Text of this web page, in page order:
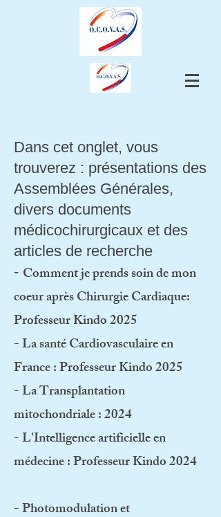
Dans cet onglet, vous
trouverez : présentations des
Assemblées Générales,
divers documents
médicochirurgicaux et des
articles de recherche
- Comment je prends soin de mon
coeur après Chirurgie Cardiaque:
Professeur Kindo 2025
- La santé Cardiovasculaire en
France : Professeur Kindo 2025
- La Transplantation
mitochondriale : 2024
- L'Intelligence artificielle en
médecine : Professeur Kindo 2024
- Photomodulation et